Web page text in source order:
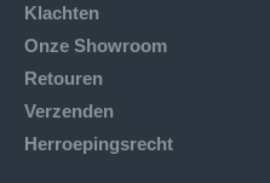
Klachten
Onze Showroom
Retouren
Verzenden
Herroepingsrecht